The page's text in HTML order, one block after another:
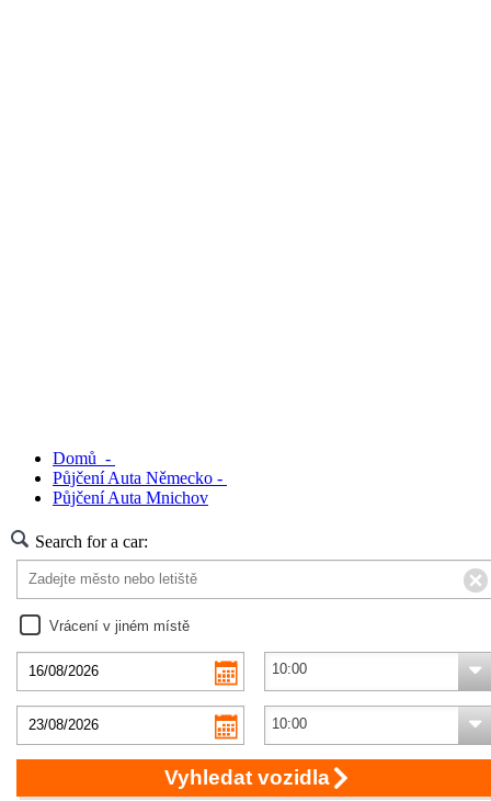
Domů -
Půjčení Auta Německo -
Půjčení Auta Mnichov
Search for a car:
Vrácení v jiném místě
Vyhledat vozidla